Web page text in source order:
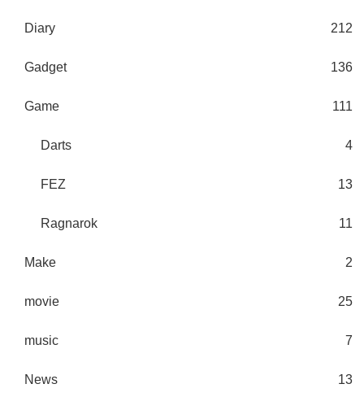
Diary 212
Gadget 136
Game 111
Darts 4
FEZ 13
Ragnarok 11
Make 2
movie 25
music 7
News 13